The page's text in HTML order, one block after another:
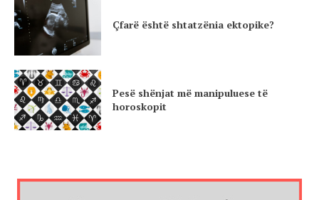
Çfarë është shtatzënia ektopike?
Pesë shënjat më manipuluese të
horoskopit